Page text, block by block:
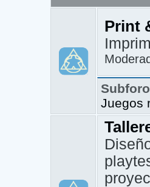
Print
Juegos